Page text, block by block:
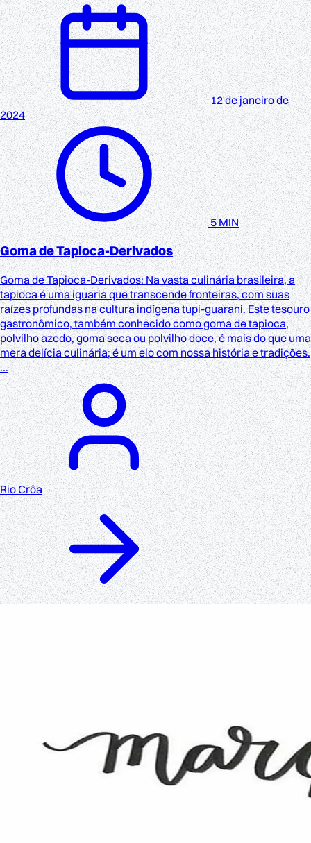
12 de janeiro de
2024
5 MIN
Goma de Tapioca-Derivados
Goma de Tapioca-Derivados: Na vasta culinária brasileira, a
tapioca é uma iguaria que transcende fronteiras, com suas
raízes profundas na cultura indígena tupi-guarani. Este tesouro
gastronômico, também conhecido como goma de tapioca,
polvilho azedo, goma seca ou polvilho doce, é mais do que uma
mera delícia culinária; é um elo com nossa história e tradições.
...
Rio Crôa